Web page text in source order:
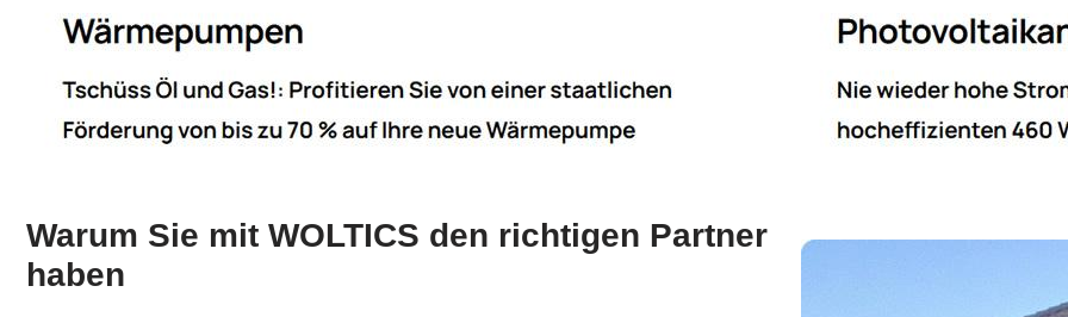
Warum Sie mit WOLTICS den richtigen Partner
haben